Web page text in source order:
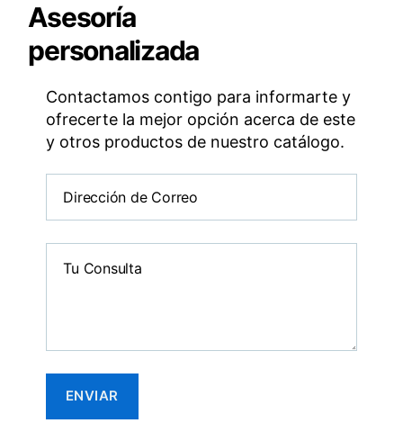
Asesoría
personalizada
Contactamos contigo para informarte y
ofrecerte la mejor opción acerca de este
y otros productos de nuestro catálogo.